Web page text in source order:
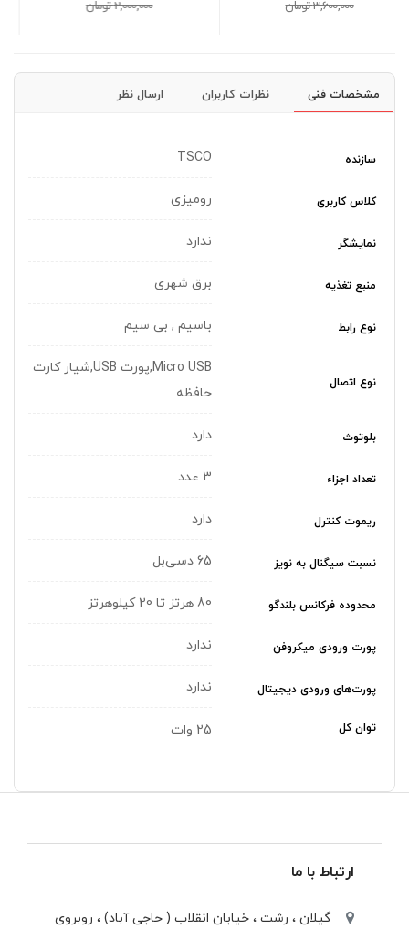
2,000,000 تومان
مشخصات فنی نظرات کاربران ارسال نظر
سازنده TSCO
کلاس کاربری رومیزی
نمایشگر ندارد
منبع تغذیه برق شهری
نوع رابط باسیم , بی سیم
نوع اتصال
Micro USB,پورت USB,شیار کارت
حافظه
بلوتوث دارد
تعداد اجزاء 3 عدد
ریموت کنترل دارد
نسبت سیگنال به نویز 65 دسی‌بل
محدوده فرکانس بلندگو 80 هرتز تا 20 کیلوهرتز
پورت ورودی میکروفن ندارد
پورت‌های ورودی دیجیتال ندارد
توان کل 25 وات
ارتباط با ما
گیلان ، رشت ، خيابان انقلاب ( حاجی آباد) ، روبروی